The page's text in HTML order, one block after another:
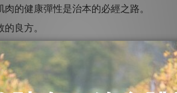
的健康彈性是治本的必經之路。
良方。